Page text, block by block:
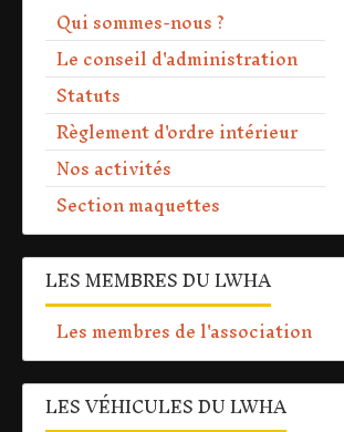
Qui sommes-nous ?
Le conseil d'administration
Statuts
Règlement d'ordre intérieur
Nos activités
Section maquettes
LES MEMBRES DU LWHA
Les membres de l'association
LES VÉHICULES DU LWHA